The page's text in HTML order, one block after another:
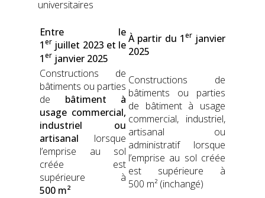
uni­ver­si­taires
Entre le
1er juil­let 2023 et le
1er jan­vi­er 2025
À par­tir du 1erjan­vi­er
2025
Con­struc­tions de
bâti­ments ou par­ties
de bâti­ment à
usage com­mer­cial,
indus­triel ou
arti­sanal lorsque
l’emprise au sol
créée est
supérieure à
500 m²
Con­struc­tions de
bâti­ments ou par­ties
de bâti­ment à usage
com­mer­cial, indus­triel,
arti­sanal ou
admin­is­tratif lorsque
l’emprise au sol créée
est supérieure à
500 m² (inchangé)